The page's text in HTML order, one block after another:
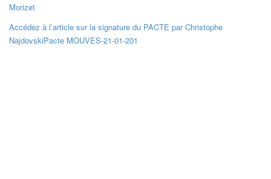
Morizet
Accédez à l’article sur la signature du PACTE par Christophe
NajdovskiPacte MOUVES-21-01-201